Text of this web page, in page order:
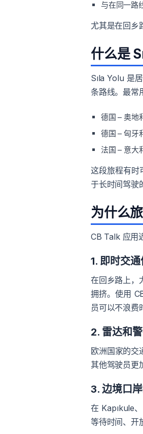
与在同一路
尤其是在回乡
什么是
Sıla Yolu 是
条路线。最常
德国 – 奥地
德国 – 匈牙
法国 – 意大
这段旅程有时
于长时间驾驶
为什么
CB Talk 应用
1. 即时交
在回乡路上，
拥挤。使用
员可以不浪费
2. 雷达和
欧洲国家的交
其他驾驶员更
3. 边境口
在 Kapıkule
等待时间、开